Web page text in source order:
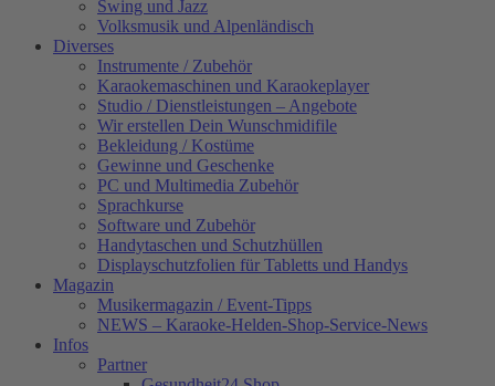
Swing und Jazz
Volksmusik und Alpenländisch
Diverses
Instrumente / Zubehör
Karaokemaschinen und Karaokeplayer
Studio / Dienstleistungen – Angebote
Wir erstellen Dein Wunschmidifile
Bekleidung / Kostüme
Gewinne und Geschenke
PC und Multimedia Zubehör
Sprachkurse
Software und Zubehör
Handytaschen und Schutzhüllen
Displayschutzfolien für Tabletts und Handys
Magazin
Musikermagazin / Event-Tipps
NEWS – Karaoke-Helden-Shop-Service-News
Infos
Partner